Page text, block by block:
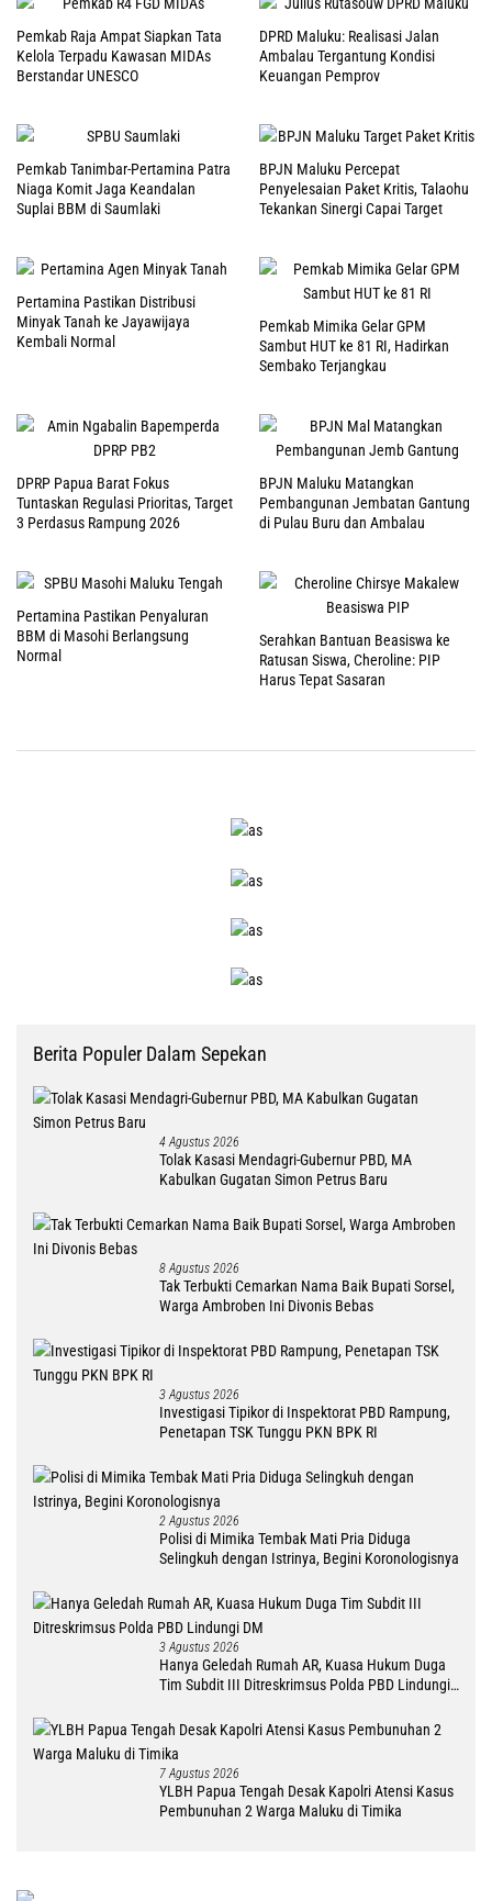
Pemkab Raja Ampat Siapkan Tata
Kelola Terpadu Kawasan MIDAs
Berstandar UNESCO
DPRD Maluku: Realisasi Jalan
Ambalau Tergantung Kondisi
Keuangan Pemprov
Pemkab Tanimbar-Pertamina Patra
Niaga Komit Jaga Keandalan
Suplai BBM di Saumlaki
BPJN Maluku Percepat
Penyelesaian Paket Kritis, Talaohu
Tekankan Sinergi Capai Target
Pertamina Pastikan Distribusi
Minyak Tanah ke Jayawijaya
Kembali Normal
Pemkab Mimika Gelar GPM
Sambut HUT ke 81 RI, Hadirkan
Sembako Terjangkau
DPRP Papua Barat Fokus
Tuntaskan Regulasi Prioritas, Target
3 Perdasus Rampung 2026
BPJN Maluku Matangkan
Pembangunan Jembatan Gantung
di Pulau Buru dan Ambalau
Pertamina Pastikan Penyaluran
BBM di Masohi Berlangsung
Normal
Serahkan Bantuan Beasiswa ke
Ratusan Siswa, Cheroline: PIP
Harus Tepat Sasaran
Berita Populer Dalam Sepekan
4 Agustus 2026
Tolak Kasasi Mendagri-Gubernur PBD, MA
Kabulkan Gugatan Simon Petrus Baru
8 Agustus 2026
Tak Terbukti Cemarkan Nama Baik Bupati Sorsel,
Warga Ambroben Ini Divonis Bebas
3 Agustus 2026
Investigasi Tipikor di Inspektorat PBD Rampung,
Penetapan TSK Tunggu PKN BPK RI
2 Agustus 2026
Polisi di Mimika Tembak Mati Pria Diduga
Selingkuh dengan Istrinya, Begini Koronologisnya
3 Agustus 2026
Hanya Geledah Rumah AR, Kuasa Hukum Duga
Tim Subdit III Ditreskrimsus Polda PBD Lindungi
7 Agustus 2026
YLBH Papua Tengah Desak Kapolri Atensi Kasus
Pembunuhan 2 Warga Maluku di Timika